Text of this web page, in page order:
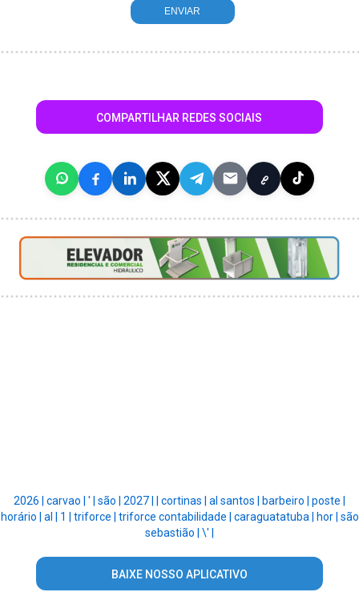
COMPARTILHAR REDES SOCIAIS
2026 | carvao | ' | são | 2027 | cortinas | al santos | barbeiro | poste |
horário | al | 1 | triforce | triforce contabilidade | caraguatatuba | hor | são
sebastião | \' |
BAIXE NOSSO APLICATIVO